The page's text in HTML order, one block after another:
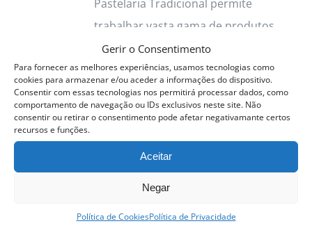
Gerir o Consentimento
Para fornecer as melhores experiências, usamos tecnologias como
cookies para armazenar e/ou aceder a informações do dispositivo.
Consentir com essas tecnologias nos permitirá processar dados, como
comportamento de navegação ou IDs exclusivos neste site. Não
consentir ou retirar o consentimento pode afetar negativamante certos
recursos e funções.
Aceitar
Negar
Política de CookiesPolítica de Privacidade
on
the
product
page
Pastelaria Tradicional permite
trabalhar vasta gama de produtos.
Destacamos os Pastéis de Nata, com
a sua massa estaladiça e recheio
cremoso confecionados com várias
receitas exclusivas ACPP. Vamos
trabalhar as principais sobremesas
tradicionais típicas e deliciosas.
Cremes Bases, Tartes, Mouses,
Destacamos os Pastéis de Nata, com